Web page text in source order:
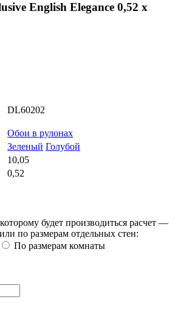
English Elegance 0,52 x
DL60202
Обои в рулонах
Зеленый Голубой
10,05
0,52
будет производиться расчет —
по размерам отдельных стен:
По размерам комнаты